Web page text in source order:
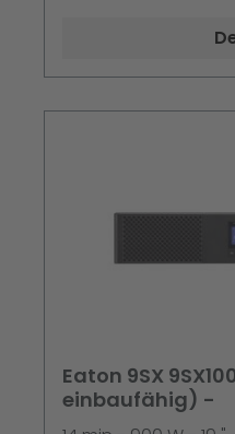
Eaton 9SX
einbaufähig) -